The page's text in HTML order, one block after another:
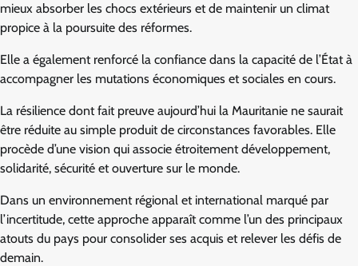
mieux absorber les chocs extérieurs et de maintenir un climat
propice à la poursuite des réformes.
Elle a également renforcé la confiance dans la capacité de l’État à
accompagner les mutations économiques et sociales en cours.
La résilience dont fait preuve aujourd’hui la Mauritanie ne saurait
être réduite au simple produit de circonstances favorables. Elle
procède d’une vision qui associe étroitement développement,
solidarité, sécurité et ouverture sur le monde.
Dans un environnement régional et international marqué par
l’incertitude, cette approche apparaît comme l’un des principaux
atouts du pays pour consolider ses acquis et relever les défis de
demain.